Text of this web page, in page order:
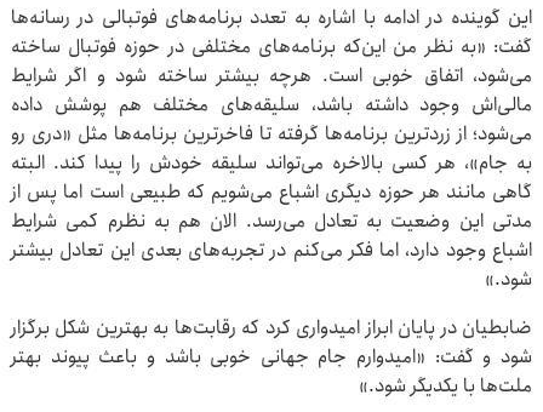
این گوینده در ادامه با اشاره به تعدد برنامه‌های فوتبالی در رسانه‌ها
گفت: «به نظر من این‌که برنامه‌های مختلفی در حوزه فوتبال ساخته
می‌شود، اتفاق خوبی است. هرچه بیشتر ساخته شود و اگر شرایط
مالی‌اش وجود داشته باشد، سلیقه‌های مختلف هم پوشش داده
می‌شود؛ از زردترین برنامه‌ها گرفته تا فاخرترین برنامه‌ها مثل «دری رو
به جام»، هر کسی بالاخره می‌تواند سلیقه خودش را پیدا کند. البته
گاهی مانند هر حوزه دیگری اشباع می‌شویم که طبیعی است اما پس از
مدتی این وضعیت به تعادل می‌رسد. الان هم به نظرم کمی شرایط
اشباع وجود دارد، اما فکر می‌کنم در تجربه‌های بعدی این تعادل بیشتر
شود.»
ضابطیان در پایان ابراز امیدواری کرد که رقابت‌ها به بهترین شکل برگزار
شود و گفت: «امیدوارم جام جهانی خوبی باشد و باعث پیوند بهتر
ملت‌ها با یکدیگر شود.»